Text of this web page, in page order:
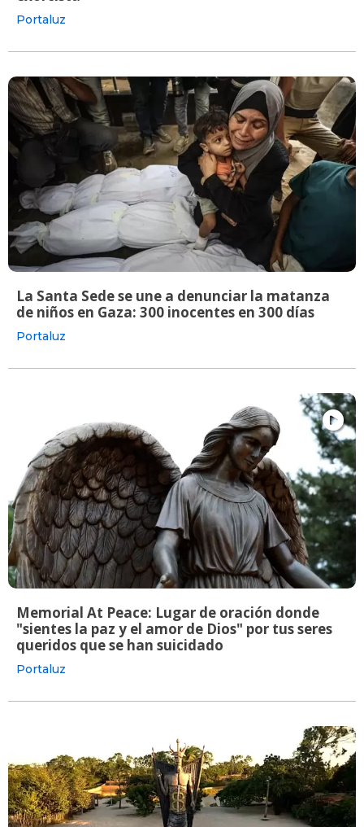
Portaluz
La Santa Sede se une a denunciar la matanza
de niños en Gaza: 300 inocentes en 300 días
Portaluz
Memorial At Peace: Lugar de oración donde
"sientes la paz y el amor de Dios" por tus seres
queridos que se han suicidado
Portaluz